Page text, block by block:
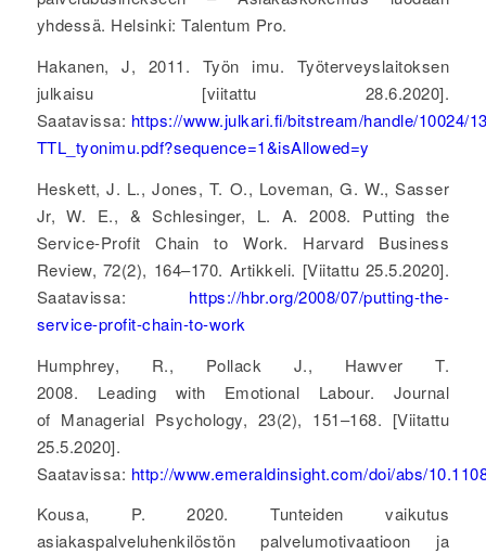
yhdessä. Helsinki: Talentum Pro.
Hakanen, J, 2011. Työn imu. Työterveyslaitoksen
julkaisu [viitattu 28.6.2020].
Saatavissa: https://www.julkari.fi/bitstream/handle/10024/
TTL_tyonimu.pdf?sequence=1&isAllowed=y
Heskett, J. L., Jones, T. O., Loveman, G. W., Sasser
Jr, W. E., & Schlesinger, L. A. 2008. Putting the
Service-Profit Chain to Work. Harvard Business
Review, 72(2), 164–170. Artikkeli. [Viitattu 25.5.2020].
Saatavissa: https://hbr.org/2008/07/putting-the-
service-profit-chain-to-work
Humphrey, R., Pollack J., Hawver T.
2008. Leading with Emotional Labour. Journal
of Managerial Psychology, 23(2), 151–168. [Viitattu
25.5.2020].
Saatavissa: http://www.emeraldinsight.com/doi/abs/
Kousa, P. 2020. Tunteiden vaikutus
asiakaspalveluhenkilöstön palvelumotivaatioon ja